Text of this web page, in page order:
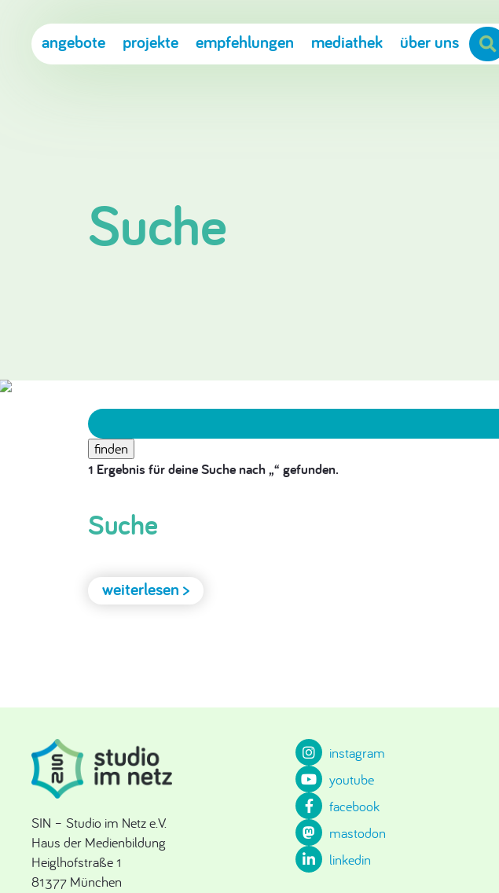
angebote projekte empfehlungen mediathek über uns 
Suche
1 Ergebnis für deine Suche nach „“ gefunden.
Suche
weiterlesen >
SIN – Studio im Netz e.V.
Haus der Medienbildung
Heiglhofstraße 1
81377 München
instagram
youtube
facebook
mastodon
linkedin